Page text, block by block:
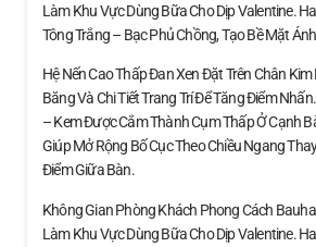
Làm Khu Vực Dùng Bữa Cho Dịp Valentine.
Tông Trắng – Bạc Phủ Chồng, Tạo Bề Mặt
Hệ Nến Cao Thấp Đan Xen Đặt Trên Chân Kim
Băng Và Chi Tiết Trang Trí Để Tăng Điểm
– Kem Được Cắm Thành Cụm Thấp Ở Cạnh
Giúp Mở Rộng Bố Cục Theo Chiều Ngang
Điểm Giữa Bàn.
Không Gian Phòng Khách Phong Cách
Làm Khu Vực Dùng Bữa Cho Dịp Valentine.